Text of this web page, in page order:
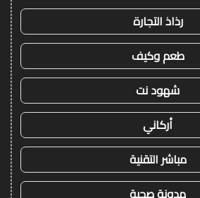
رذاذ التجارة
طعم وكيف
شهود نت
أركاني
مباشر التقنية